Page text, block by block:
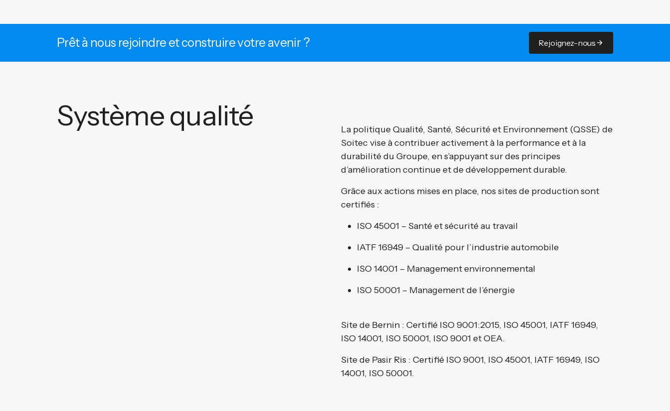
Prêt à nous rejoindre et construire votre avenir ? Rejoignez-nous
Système qualité
La politique Qualité, Santé, Sécurité et Environnement (QSSE) de
Soitec vise à contribuer activement à la performance et à la
durabilité du Groupe, en s’appuyant sur des principes
d’amélioration continue et de développement durable.
Grâce aux actions mises en place, nos sites de production sont
certifiés :
ISO 45001 – Santé et sécurité au travail
IATF 16949 – Qualité pour l’industrie automobile
ISO 14001 – Management environnemental
ISO 50001 – Management de l’énergie
Site de Bernin : Certifié ISO 9001:2015, ISO 45001, IATF 16949,
ISO 14001, ISO 50001, ISO 9001 et OEA.
Site de Pasir Ris : Certifié ISO 9001, ISO 45001, IATF 16949, ISO
14001, ISO 50001.